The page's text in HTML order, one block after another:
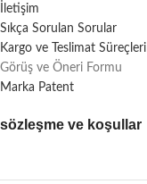
İletişim
Sıkça Sorulan Sorular
Kargo ve Teslimat Süreçleri
Görüş ve Öneri Formu
Marka Patent
sözleşme ve koşullar